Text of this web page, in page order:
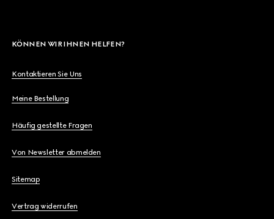
KÖNNEN WIR IHNEN HELFEN?
Kontaktieren Sie Uns
Meine Bestellung
Häufig gestellte Fragen
Von Newsletter abmelden
Sitemap
Vertrag widerrufen